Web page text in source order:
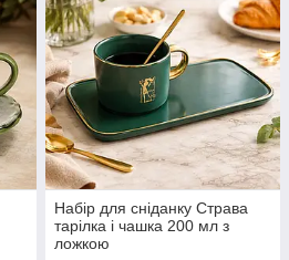
Набір для сніданку Страва
тарілка і чашка 200 мл з
ложкою